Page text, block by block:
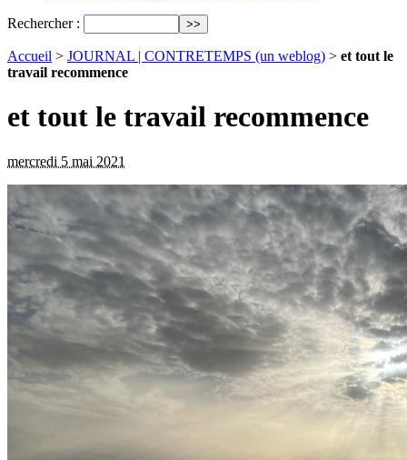
Rechercher :
Accueil > JOURNAL | CONTRETEMPS (un weblog) > et tout le
travail recommence
et tout le travail recommence
mercredi 5 mai 2021